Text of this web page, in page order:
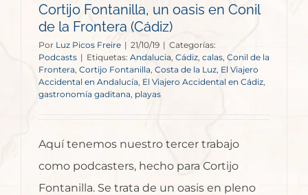
Cortijo Fontanilla, un oasis en Conil
de la Frontera (Cádiz)
Por Luz Picos Freire | 21/10/19 | Categorías:
Podcasts | Etiquetas: Andalucia Cádiz calas Conil de la
Frontera, Cortijo Fontanilla Costa de la Luz, El Viajero
Accidental en Andalucía El Viajero Accidental en Cádiz,
gastronomía gaditana, playas
Aquí tenemos nuestro tercer trabajo
como podcasters, hecho para Cortijo
Fontanilla. Se trata de un oasis en pleno